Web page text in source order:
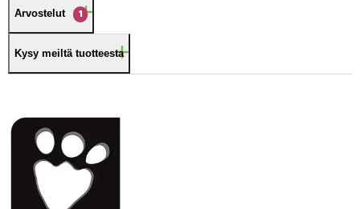
Arvostelut 1
Kysy meiltä tuotteesta